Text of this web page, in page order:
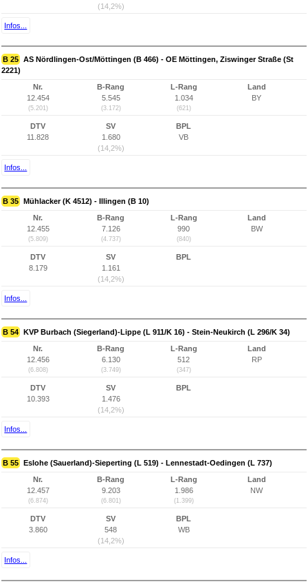
(14,2%)
Infos...
B 25 AS Nördlingen-Ost/Möttingen (B 466) - OE Möttingen, Ziswinger Straße (St
2221)
Nr.
12.454
(5.201)
B-Rang
5.545
(3.172)
L-Rang
1.034
(621)
Land
BY
DTV
11.828
SV
1.680
(14,2%)
BPL
VB
Infos...
B 35 Mühlacker (K 4512) - Illingen (B 10)
Nr.
12.455
(5.809)
B-Rang
7.126
(4.737)
L-Rang
990
(840)
Land
BW
DTV
8.179
SV
1.161
(14,2%)
BPL
Infos...
B 54 KVP Burbach (Siegerland)-Lippe (L 911/K 16) - Stein-Neukirch (L 296/K 34)
Nr.
12.456
(6.808)
B-Rang
6.130
(3.749)
L-Rang
512
(347)
Land
RP
DTV
10.393
SV
1.476
(14,2%)
BPL
Infos...
B 55 Eslohe (Sauerland)-Sieperting (L 519) - Lennestadt-Oedingen (L 737)
Nr.
12.457
(6.874)
B-Rang
9.203
(6.801)
L-Rang
1.986
(1.399)
Land
NW
DTV
3.860
SV
548
(14,2%)
BPL
WB
Infos...